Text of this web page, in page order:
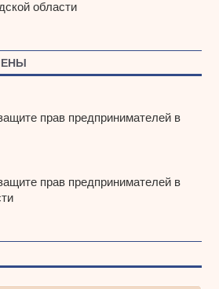
области
прав предпринимателей в
прав предпринимателей в